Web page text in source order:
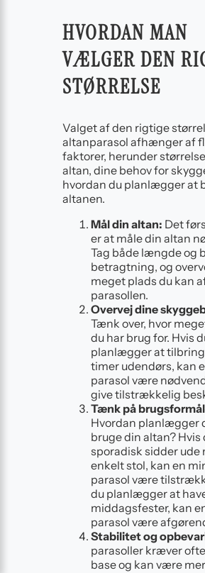
HVORDAN MAN
VÆLGER DEN
STØRRELSE
Valget af den rigtige
altanparasol afhænger af
faktorer, herunder
altan, dine behov for
hvordan du planlægger at
altanen.
Mål din altan: Det
er at måle din altan
Tag både længde og
betragtning, og
meget plads du kan
parasollen.
Overvej dine
Tænk over, hvor
du har brug for. Hvis
planlægger at
timer udendørs, kan
parasol være
give tilstrækkelig
Tænk på
Hvordan planlægger
bruge din altan? Hvis
sporadisk sidder ude
enkelt stol, kan en
parasol være
du planlægger at
middagsfester, kan
parasol være
Stabilitet og
parasoller kræver
base og kan være